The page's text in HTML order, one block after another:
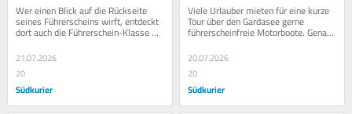
Deutschland
durchgestrichen ist
Wer einen Blick auf die Rückseite
seines Führerscheins wirft, entdeckt
dort auch die Führerschein-Klasse
deutschen...
21.07.2026
20
Südkurier
vorsichtig sein sollten
Viele Urlauber mieten für eine kurze
Tour über den Gardasee gerne
führerscheinfreie Motorboote. Genau
Mittelpunkt einer...
20.07.2026
20
Südkurier